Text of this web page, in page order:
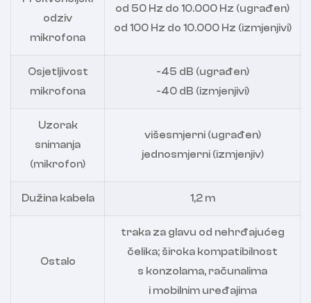
odziv
mikrofona
od 50 Hz do 10.000 Hz (ugrađen)
od 100 Hz do 10.000 Hz (izmjenjivi)
Osjetljivost
mikrofona
-45 dB (ugrađen)
-40 dB (izmjenjivi)
Uzorak
snimanja
(mikrofon)
višesmjerni (ugrađen)
jednosmjerni (izmjenjiv)
Dužina kabela 1,2 m
Ostalo
traka za glavu od nehrđajućeg
čelika; široka kompatibilnost
s konzolama, računalima
i mobilnim uređajima